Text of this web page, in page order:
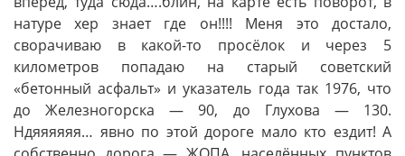
натуре хер знает где он!!!! Меня это достало,
сворачиваю в какой-то просёлок и через 5
километров попадаю на старый советский
«бетонный асфальт» и указатель года так 1976, что
до Железногорска — 90, до Глухова — 130.
Ндяяяяяя… явно по этой дороге мало кто ездит! А